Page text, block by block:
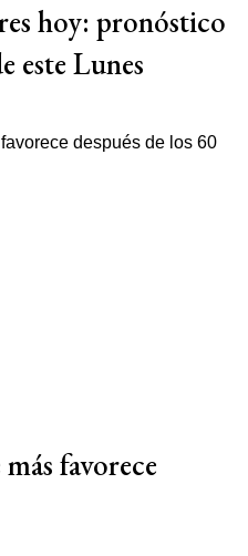
hoy: pronóstico
este Lunes
favorece